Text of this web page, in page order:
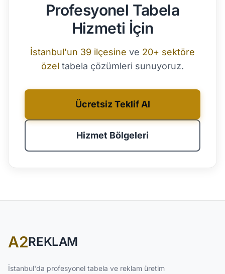
Profesyonel Tabela
Hizmeti İçin
İstanbul'un 39 ilçesine ve 20+ sektöre
özel tabela çözümleri sunuyoruz.
Ücretsiz Teklif Al
Hizmet Bölgeleri
A2REKLAM
İstanbul'da profesyonel tabela ve reklam üretim